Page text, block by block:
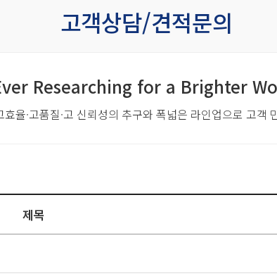
고객상담/견적문의
Researching for a Brighter
율·고품질·고 신뢰성의 추구와폭넓은 라인업으로 고객
제목